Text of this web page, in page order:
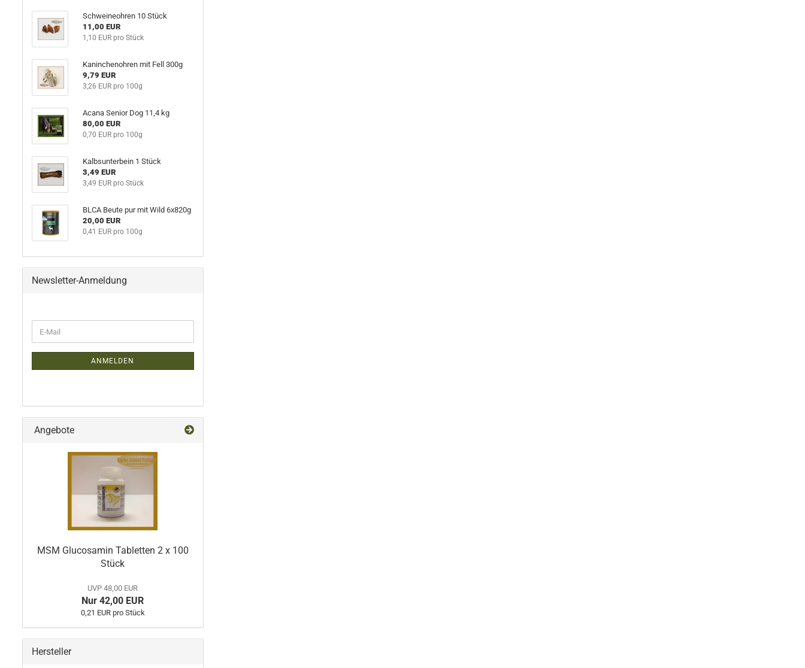
Schweineohren 10 Stück
11,00 EUR
1,10 EUR pro Stück
Kaninchenohren mit Fell 300g
9,79 EUR
3,26 EUR pro 100g
Acana Senior Dog 11,4 kg
80,00 EUR
0,70 EUR pro 100g
Kalbsunterbein 1 Stück
3,49 EUR
3,49 EUR pro Stück
BLCA Beute pur mit Wild 6x820g
20,00 EUR
0,41 EUR pro 100g
Newsletter-Anmeldung
ZUR
E-
Mail
ANMELDEN
Angebote
MSM Glucosamin Tabletten 2 x 100
Stück
UVP 48,00 EUR
Nur 42,00 EUR
0,21 EUR pro Stück
Hersteller